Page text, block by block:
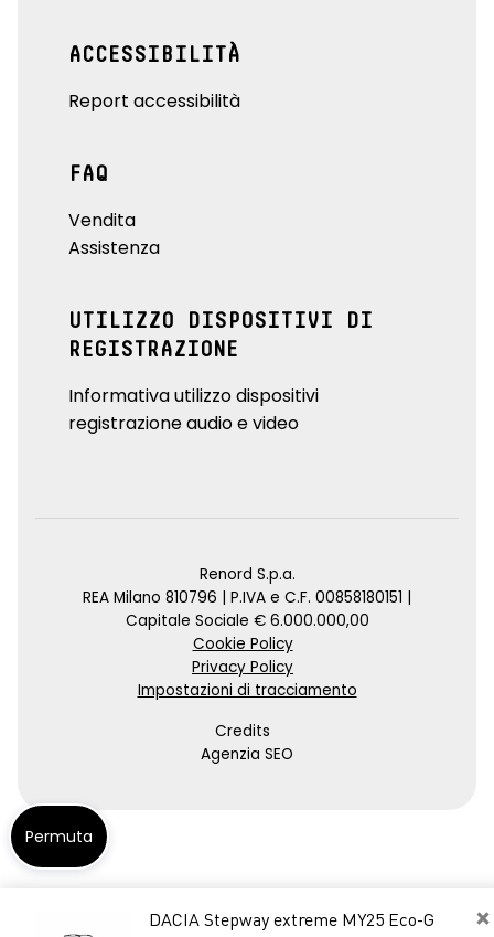
×
DACIA Stepway extreme MY25 Eco-G
ACCESSIBILITÀ
Report accessibilità
FAQ
Vendita
Assistenza
UTILIZZO DISPOSITIVI DI
REGISTRAZIONE
Informativa utilizzo dispositivi
registrazione audio e video
Renord S.p.a.
REA Milano 810796 | P.IVA e C.F. 00858180151 |
Capitale Sociale € 6.000.000,00
Cookie Policy
Privacy Policy
Impostazioni di tracciamento
Credits
Agenzia SEO
Permuta